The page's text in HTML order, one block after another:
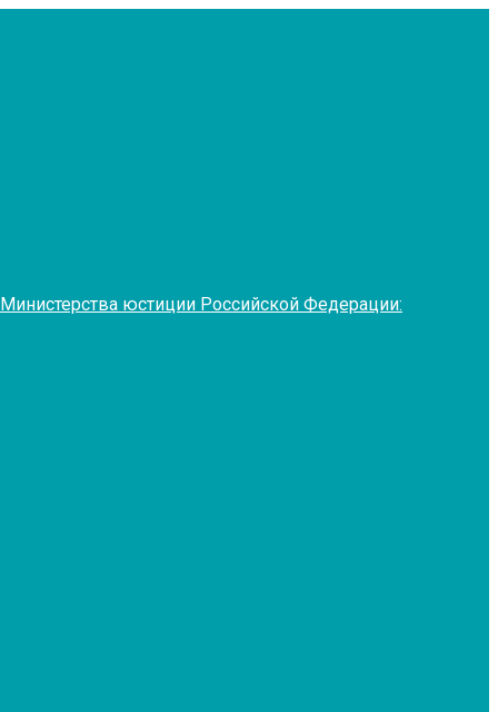
юстиции Российской Федерации: